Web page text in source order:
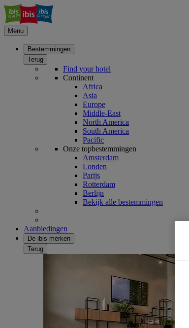
Menu
Bestemmingen
Terug
Find your hotel
Continent
Africa
Asia
Europe
Middle-East
North America
South America
Pacific
Onze topbestemmingen
Amsterdam
Londen
Parijs
Rotterdam
Berlijn
Bekijk alle bestemmingen
Aanbiedingen
De ibis merken
Terug